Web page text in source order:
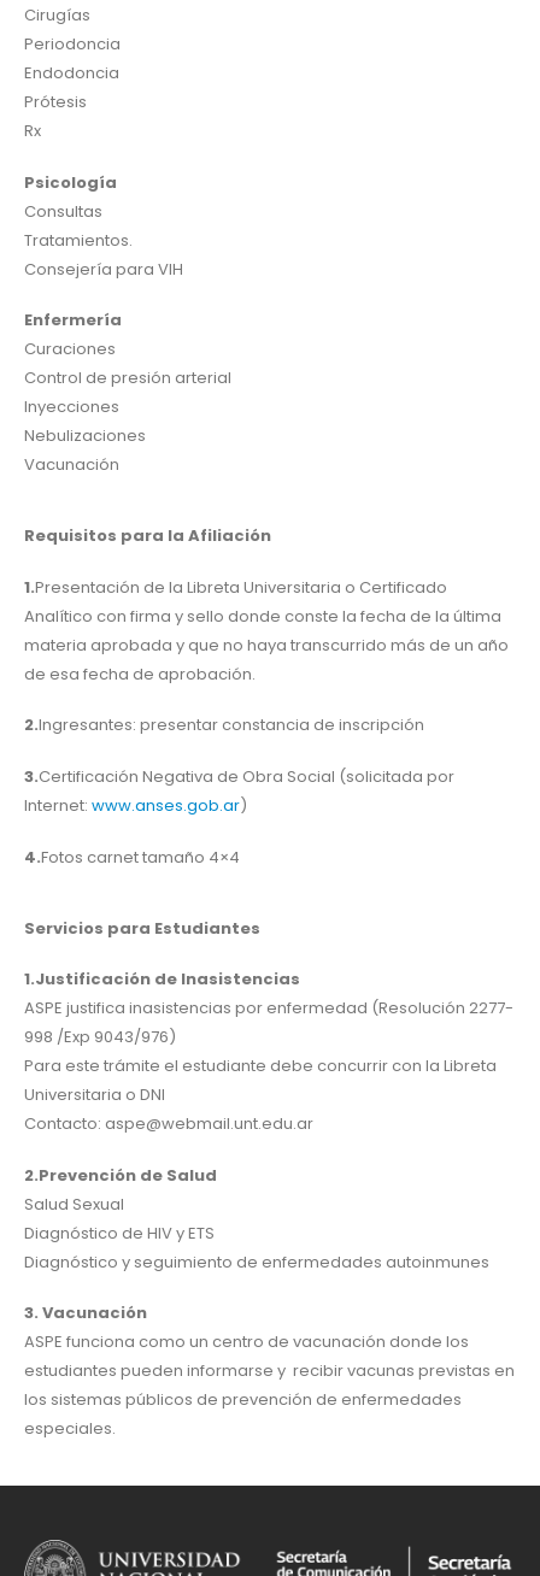
Cirugías
Periodoncia
Endodoncia
Prótesis
Rx
Psicología
Consultas
Tratamientos.
Consejería para VIH
Enfermería
Curaciones
Control de presión arterial
Inyecciones
Nebulizaciones
Vacunación
Requisitos para la Afiliación
1.Presentación de la Libreta Universitaria o Certificado
Analítico con firma y sello donde conste la fecha de la última
materia aprobada y que no haya transcurrido más de un año
de esa fecha de aprobación.
2.Ingresantes: presentar constancia de inscripción
3.Certificación Negativa de Obra Social (solicitada por
Internet: www.anses.gob.ar)
4.Fotos carnet tamaño 4×4
Servicios para Estudiantes
1.Justificación de Inasistencias
ASPE justifica inasistencias por enfermedad (Resolución 2277-
998 /Exp 9043/976)
Para este trámite el estudiante debe concurrir con la Libreta
Universitaria o DNI
Contacto: aspe@webmail.unt.edu.ar
2.Prevención de Salud
Salud Sexual
Diagnóstico de HIV y ETS
Diagnóstico y seguimiento de enfermedades autoinmunes
3. Vacunación
ASPE funciona como un centro de vacunación donde los
estudiantes pueden informarse y recibir vacunas previstas en
los sistemas públicos de prevención de enfermedades
especiales.